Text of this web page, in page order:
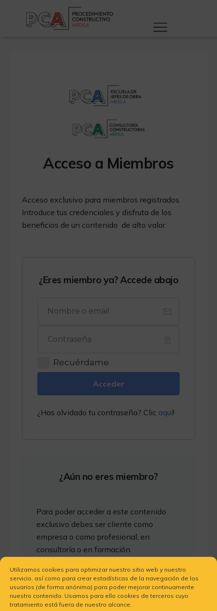
Utilizamos cookies para optimizar nuestro sitio web y nuestro
servicio, así como para crear estadísticas de la navegación de los
usuarios (de forma anónima) para poder mejorar continuamente
nuestro contenido. Usamos para ello cookies de terceros cuyo
tratamiento está fuera de nuestro alcance.
Acceso a Miembros
Acceso exclusivo para miembros registrados.
Introduce tus credenciales y disfruta de los
beneficios de un contenido de alto valor.
¿Eres miembro ya? Accede abajo
Recuérdame
Acceder
¿Has olvidado tu contraseña? Clic aquí!
¿Aún no eres miembro?
Para poder acceder a este contenido
exclusivo debes ser cliente como
empresa o como profesional, en
consultoría o en formación.
Más información
Consultoría para constructoras